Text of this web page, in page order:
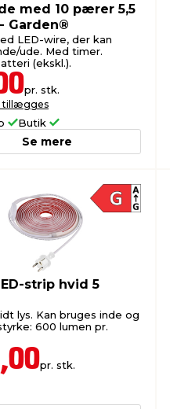
med 10 pærer 5,5
Garden®
LED-wire, der kan
ude. Med timer.
(ekskl.).
pr. stk.
tillægges
Butik
Se mere
strip hvid 5
lys. Kan bruges inde og
600 lumen pr.
pr. stk.